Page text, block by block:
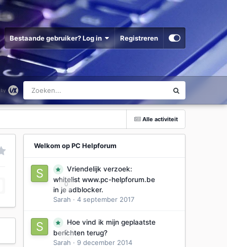
Bestaande gebruiker? Log in Registreren
Alle activiteit
Welkom op PC Helpforum
0
Vriendelijk verzoek:
whitelist www.pc-helpforum.be
in je adblocker.
Sarah · 4 september 2017
0
Hoe vind ik mijn geplaatste
berichten terug?
Sarah · 9 december 2014